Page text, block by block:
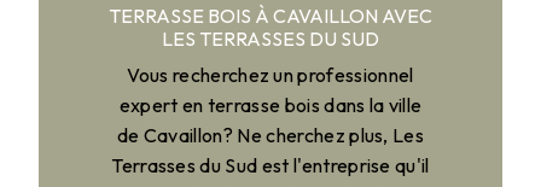
TERRASSE BOIS À CAVAILLON AVEC
LES TERRASSES DU SUD
Vous recherchez un professionnel
expert en terrasse bois dans la ville
de Cavaillon? Ne cherchez plus, Les
Terrasses du Sud est l'entreprise qu'il